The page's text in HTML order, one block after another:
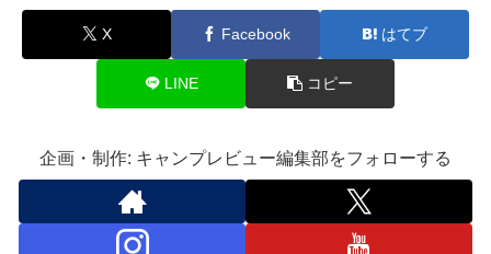
X Facebook はてブ
LINE コピー
企画・制作: キャンプレビュー編集部をフォローする